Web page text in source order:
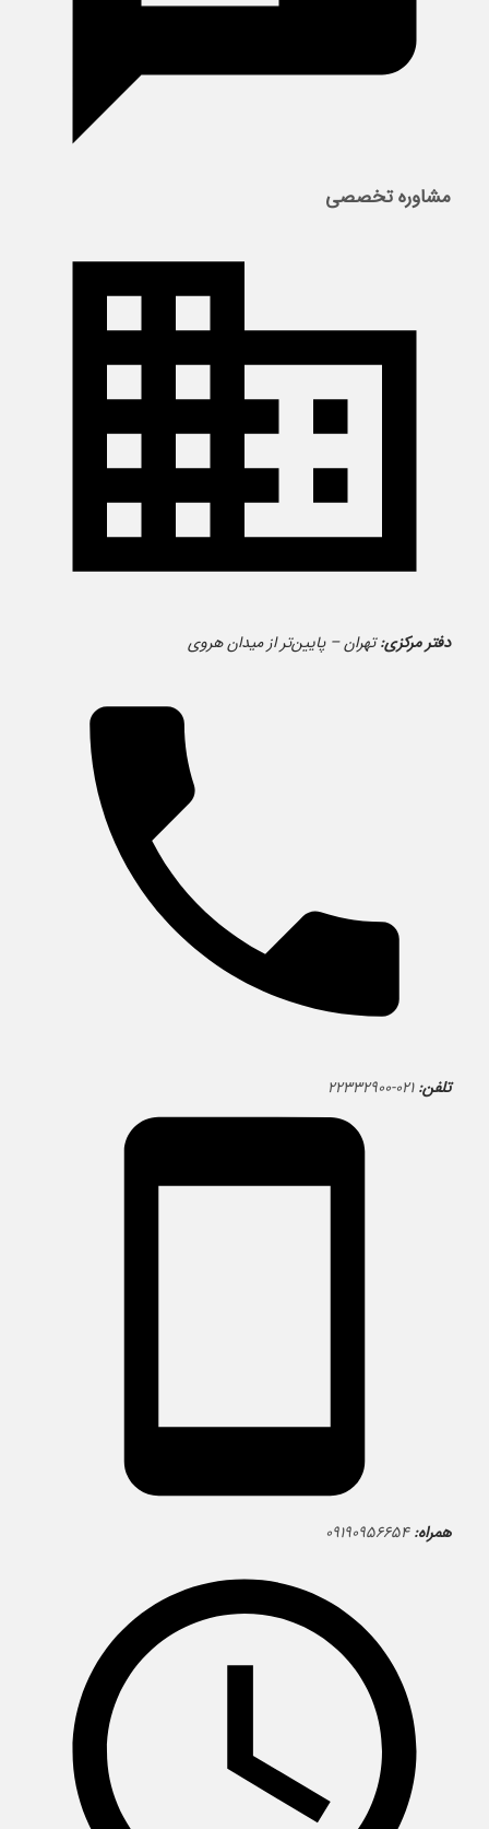
مشاوره تخصصی
دفتر مرکزی:تهران – پایین‌تر از میدان هروی
تلفن: ۰۲۱-۲۲۳۳۲۹۰۰
همراه: ۰۹۱۹۰۹۵۶۶۵۴